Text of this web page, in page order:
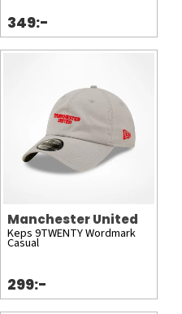
349:-
Manchester United
Keps 9TWENTY Wordmark
Casual
299:-